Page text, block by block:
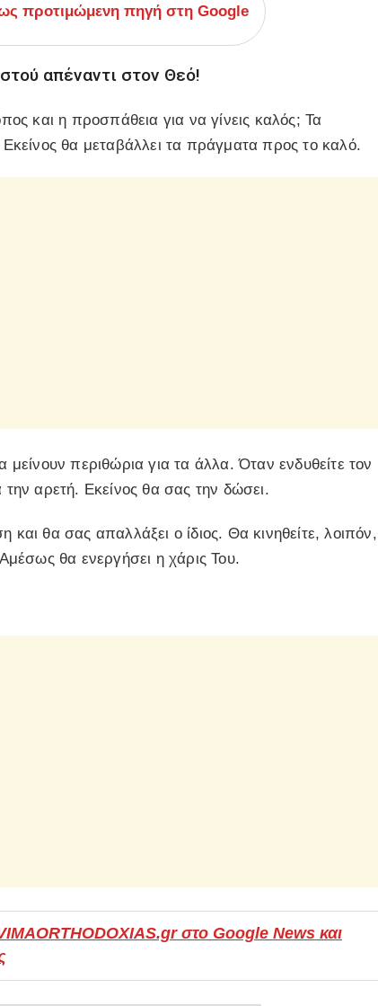
προτιμώμενη πηγή στη Google
απέναντι στον Θεό!
και η προσπάθεια για να γίνεις καλός; Τα
θα μεταβάλλει τα πράγματα προς το καλό.
περιθώρια για τα άλλα. Όταν ενδυθείτε τον
αρετή. Εκείνος θα σας την δώσει.
θα σας απαλλάξει ο ίδιος. Θα κινηθείτε, λοιπόν,
θα ενεργήσει η χάρις Του.
στο Google News και